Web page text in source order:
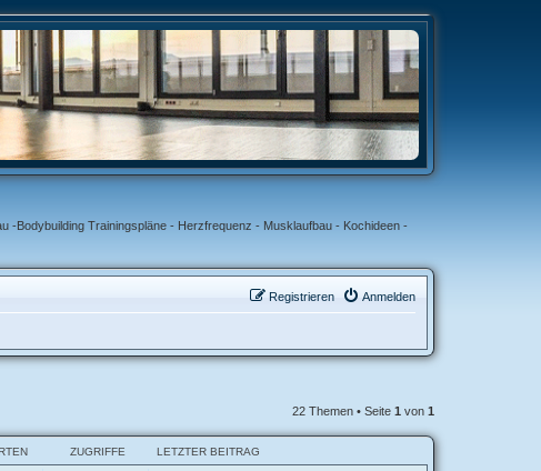
-Bodybuilding Trainingspläne - Herzfrequenz - Musklaufbau - Kochideen -
Anmelden
Registrieren
22 Themen • Seite 1 von 1
ZUGRIFFE LETZTER BEITRAG